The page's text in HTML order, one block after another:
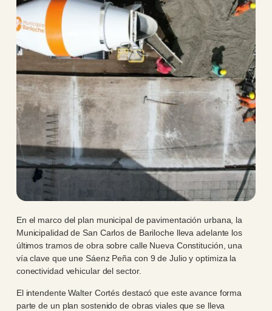
En el marco del plan municipal de pavimentación urbana, la
Municipalidad de San Carlos de Bariloche lleva adelante los
últimos tramos de obra sobre calle Nueva Constitución, una
vía clave que une Sáenz Peña con 9 de Julio y optimiza la
conectividad vehicular del sector.
El intendente Walter Cortés destacó que este avance forma
parte de un plan sostenido de obras viales que se lleva